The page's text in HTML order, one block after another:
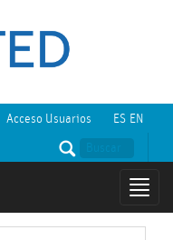
ES EN
Acceso Usuarios